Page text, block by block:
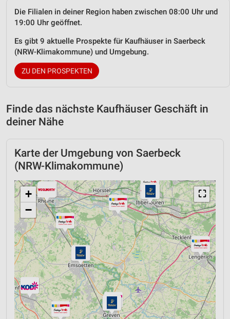
Die Filialen in deiner Region haben zwischen 08:00 Uhr und
19:00 Uhr geöffnet.
Es gibt 9 aktuelle Prospekte für Kaufhäuser in Saerbeck
(NRW-Klimakommune) und Umgebung.
ZU DEN PROSPEKTEN
Finde das nächste Kaufhäuser Geschäft in
deiner Nähe
Karte der Umgebung von Saerbeck
(NRW-Klimakommune)
⛶
+
−